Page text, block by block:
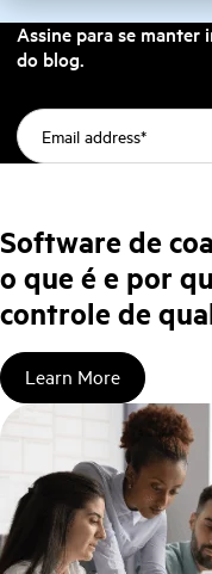
Assine para se
do blog.
Software de
o que é e por
controle de
Learn More